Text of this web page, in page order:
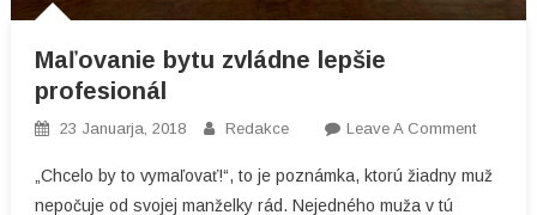
Maľovanie bytu zvládne lepšie
profesionál
23 Januarja, 2018 Redakce Leave A CommentOn
Bytu
„Chcelo by to vymaľovať!“, to je poznámka, ktorú žiadny muž
nepočuje od svojej manželky rád. Nejedného muža v tú